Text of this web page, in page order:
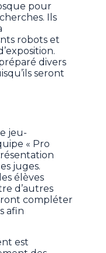
pour
Ils
robots et
divers
seront
jeu-
« Pro
juges.
élèves
d’autres
compléter
afin
est